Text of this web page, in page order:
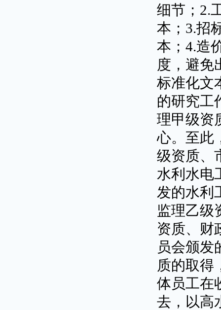
细节； 2.
本； 3.招
本； 4.造
度，避免
标准化文
的研究工
理甲级资
心。至此
级资质、
水利水电
发的水利
监理乙级
资质、财
员会颁发
质的取得
体员工在
去，以高